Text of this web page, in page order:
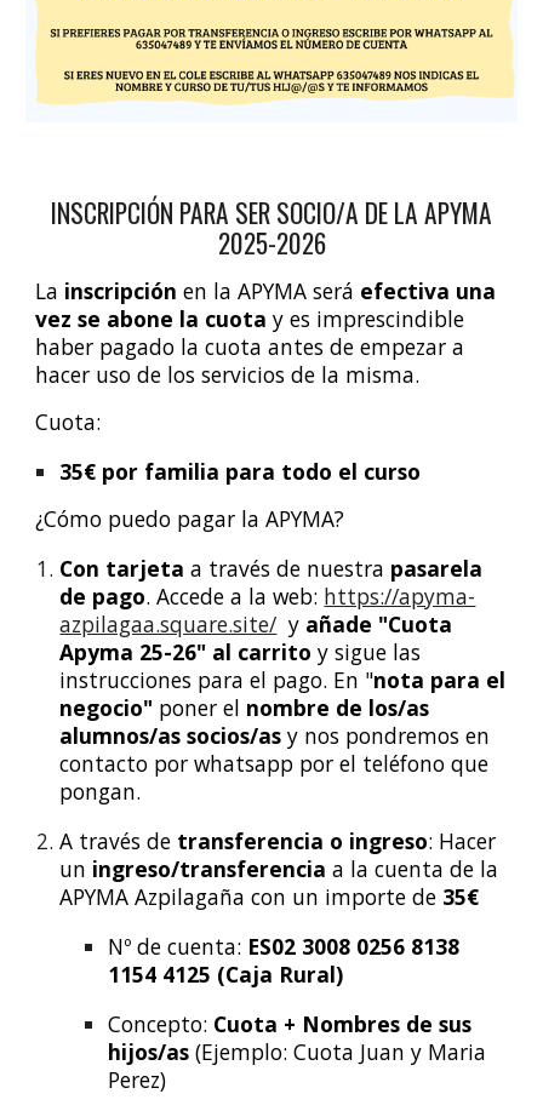
INSCRIPCIÓN PARA SER SOCIO/A DE LA APYMA
2025-2026
La inscripción en la APYMA será efectiva una
vez se abone la cuota y es imprescindible
haber pagado la cuota antes de empezar a
hacer uso de los servicios de la misma.
Cuota:
35€ por familia para todo el curso
¿Cómo puedo pagar la APYMA?
Con tarjeta a través de nuestra pasarela
de pago. Accede a la web: https://apyma-
azpilagaa.square.site/ y añade "Cuota
Apyma 25-26" al carrito y sigue las
instrucciones para el pago. En "nota para el
negocio" poner el nombre de los/as
alumnos/as socios/as y nos pondremos en
contacto por whatsapp por el teléfono que
pongan.
A través de transferencia o ingreso: Hacer
un ingreso/transferencia a la cuenta de la
APYMA Azpilagaña con un importe de 35€
Nº de cuenta: ES02 3008 0256 8138
1154 4125 (Caja Rural)
Concepto: Cuota + Nombres de sus
hijos/as (Ejemplo: Cuota Juan y Maria
Perez)